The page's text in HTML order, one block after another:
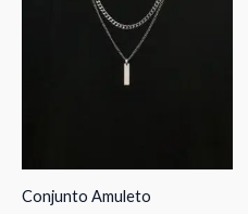
Conjunto Amuleto